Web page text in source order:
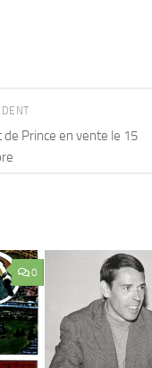
Prince en vente le 15
0